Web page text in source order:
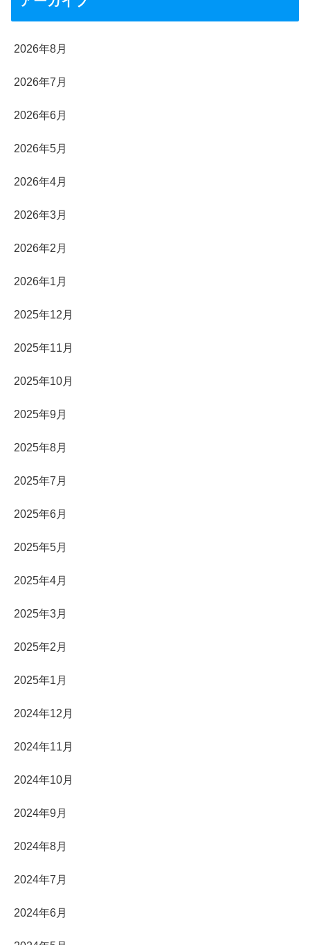
2026年8月
2026年7月
2026年6月
2026年5月
2026年4月
2026年3月
2026年2月
2026年1月
2025年12月
2025年11月
2025年10月
2025年9月
2025年8月
2025年7月
2025年6月
2025年5月
2025年4月
2025年3月
2025年2月
2025年1月
2024年12月
2024年11月
2024年10月
2024年9月
2024年8月
2024年7月
2024年6月